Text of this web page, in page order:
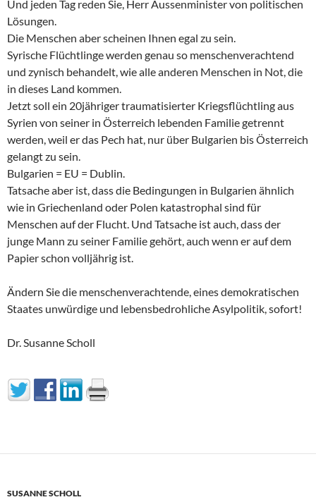
Und jeden Tag reden Sie, Herr Aussenminister von politischen
Lösungen.
Die Menschen aber scheinen Ihnen egal zu sein.
Syrische Flüchtlinge werden genau so menschenverachtend
und zynisch behandelt, wie alle anderen Menschen in Not, die
in dieses Land kommen.
Jetzt soll ein 20jähriger traumatisierter Kriegsflüchtling aus
Syrien von seiner in Österreich lebenden Familie getrennt
werden, weil er das Pech hat, nur über Bulgarien bis Österreich
gelangt zu sein.
Bulgarien = EU = Dublin.
Tatsache aber ist, dass die Bedingungen in Bulgarien ähnlich
wie in Griechenland oder Polen katastrophal sind für
Menschen auf der Flucht. Und Tatsache ist auch, dass der
junge Mann zu seiner Familie gehört, auch wenn er auf dem
Papier schon volljährig ist.
Ändern Sie die menschenverachtende, eines demokratischen
Staates unwürdige und lebensbedrohliche Asylpolitik, sofort!
Dr. Susanne Scholl
SUSANNE SCHOLL